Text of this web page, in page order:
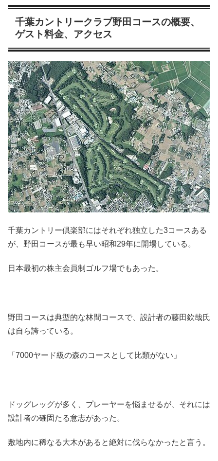
千葉カントリークラブ野田コースの概要、
ゲスト料金、アクセス
千葉カントリー倶楽部にはそれぞれ独立した3コースある
が、野田コースが最も早い昭和29年に開場している。
日本最初の株主会員制ゴルフ場でもあった。
野田コースは典型的な林間コースで、設計者の藤田欽哉氏
は自ら誇っている。
「7000ヤード級の森のコースとして比類がない」
ドッグレッグが多く、プレーヤーを悩ませるが、それには
設計者の確固たる意志があった。
敷地内に稀なる大木があると絶対に伐らなかったと言う。